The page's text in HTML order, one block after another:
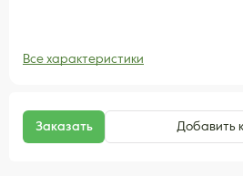
Все характеристики
Заказать Добавить